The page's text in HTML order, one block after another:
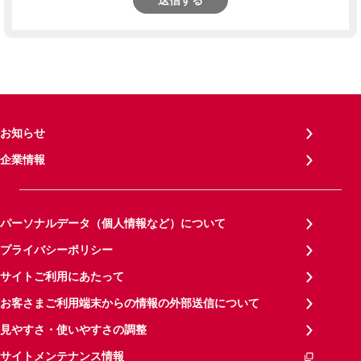
お知らせ
企業情報
パーソナルデータ（個人情報など）について
プライバシーポリシー
サイトご利用にあたって
お客さまご利用端末からの情報の外部送信について
見やすさ・使いやすさの調整
サイトメンテナンス情報